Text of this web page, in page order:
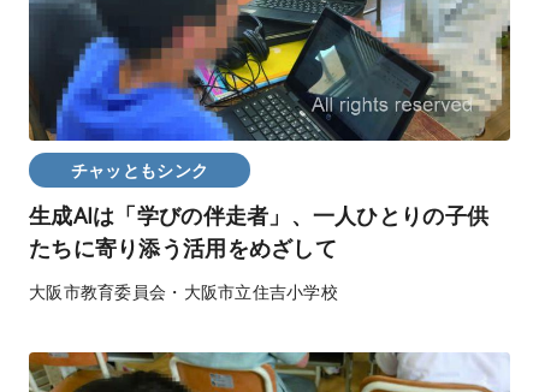
チャッともシンク
生成AIは「学びの伴走者」、一人ひとりの子供
たちに寄り添う活用をめざして
大阪市教育委員会・大阪市立住吉小学校